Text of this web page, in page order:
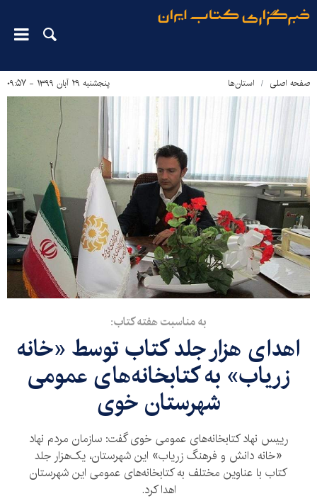
صفحه اصلی استان‌ها پنجشنبه ۲۹ آبان ۱۳۹۹ - ۰۹:۵۷
به مناسبت هفته کتاب:
اهدای هزار جلد کتاب توسط «خانه
زریاب» به کتابخانه‌های عمومی
شهرستان خوی
رییس نهاد کتابخانه‌های عمومی خوی گفت: سازمان مردم نهاد
«خانه دانش و فرهنگ زریاب» این شهرستان، یک‌هزار جلد
کتاب با عناوین مختلف به کتابخانه‌های عمومی این شهرستان
اهدا کرد.